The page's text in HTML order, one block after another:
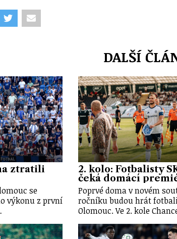
DALŠÍ
ztratili
se
výkonu z první
2. kolo: Fotbalisty
čeká domácí
Poprvé doma v novém
ročníku budou hrát
Olomouc. Ve 2. kole